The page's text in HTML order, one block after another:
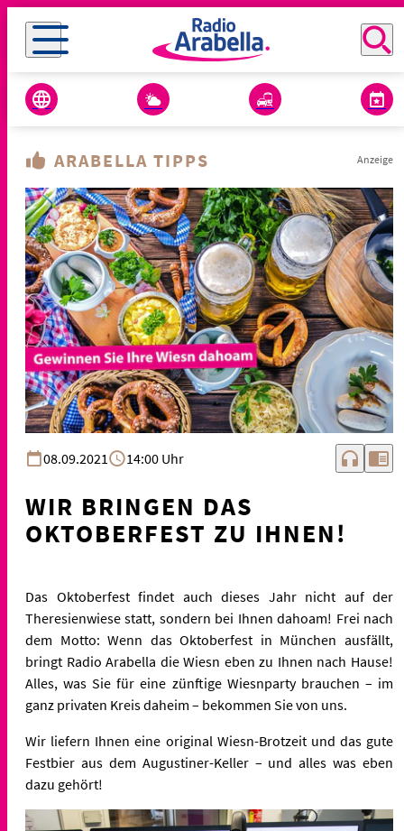
ARABELLA TIPPS Anzeige
08.09.2021 14:00 Uhr headphones chrome_reader_mode
WIR BRINGEN DAS
OKTOBERFEST ZU IHNEN!
Das Oktoberfest findet auch dieses Jahr nicht auf der
Theresienwiese statt, sondern bei Ihnen dahoam! Frei nach
dem Motto: Wenn das Oktoberfest in München ausfällt,
bringt Radio Arabella die Wiesn eben zu Ihnen nach Hause!
Alles, was Sie für eine zünftige Wiesnparty brauchen – im
ganz privaten Kreis daheim – bekommen Sie von uns.
Wir liefern Ihnen eine original Wiesn-Brotzeit und das gute
Festbier aus dem Augustiner-Keller – und alles was eben
dazu gehört!